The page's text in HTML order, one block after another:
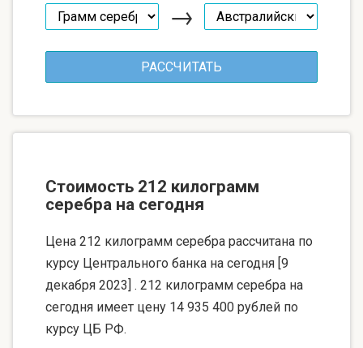
→
Стоимость 212 килограмм
серебра на сегодня
Цена 212 килограмм серебра рассчитана по
курсу Центрального банка на сегодня [9
декабря 2023] . 212 килограмм серебра на
сегодня имеет цену 14 935 400 рублей по
курсу ЦБ РФ.